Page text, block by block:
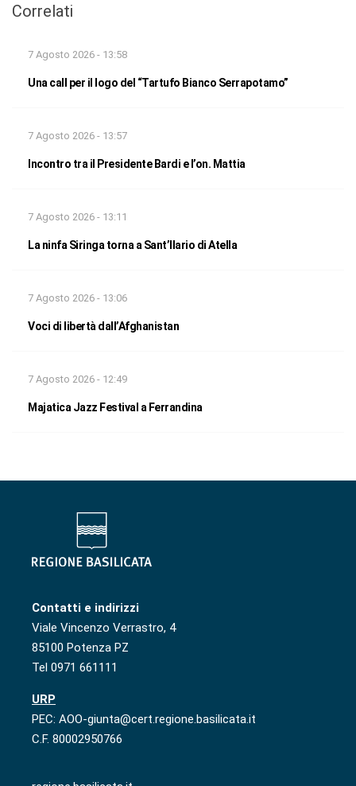
Correlati
7 Agosto 2026 - 13:58
Una call per il logo del “Tartufo Bianco Serrapotamo”
7 Agosto 2026 - 13:57
Incontro tra il Presidente Bardi e l’on. Mattia
7 Agosto 2026 - 13:11
La ninfa Siringa torna a Sant’Ilario di Atella
7 Agosto 2026 - 13:06
Voci di libertà dall’Afghanistan
7 Agosto 2026 - 12:49
Majatica Jazz Festival a Ferrandina
Contatti e indirizzi
Viale Vincenzo Verrastro, 4
85100 Potenza PZ
Tel 0971 661111
URP
PEC: AOO-giunta@cert.regione.basilicata.it
C.F. 80002950766